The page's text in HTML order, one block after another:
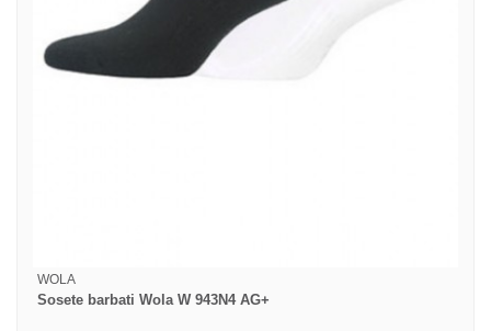
WOLA
Sosete barbati Wola W 943N4 AG+